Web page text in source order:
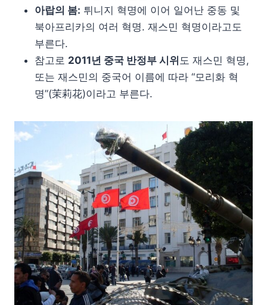
아랍의 봄: 튀니지 혁명에 이어 일어난 중동 및
북아프리카의 여러 혁명. 재스민 혁명이라고도
부른다.
참고로 2011년 중국 반정부 시위 도 재스민 혁명,
또는 재스민의 중국어 이름에 따라 “모리화 혁
명”(茉莉花)이라고 부른다.